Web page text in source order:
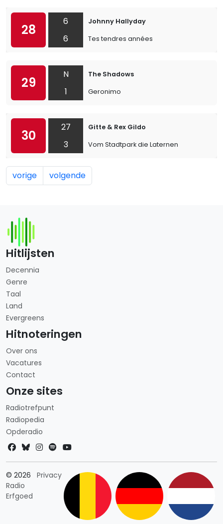
28
6
6
Johnny Hallyday
Tes tendres années
29
N
1
The Shadows
Geronimo
30
27
3
Gitte & Rex Gildo
Vom Stadtpark die Laternen
vorige volgende
Hitlijsten
Decennia
Genre
Taal
Land
Evergreens
Hitnoteringen
Over ons
Vacatures
Contact
Onze sites
Radiotrefpunt
Radiopedia
Opderadio
© 2026
Radio
Erfgoed
PrivacyLandkeuze